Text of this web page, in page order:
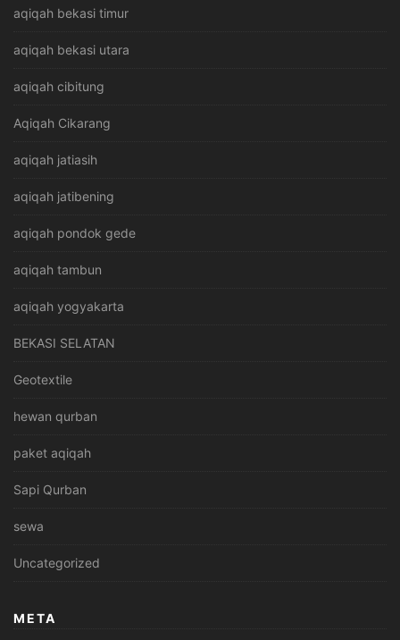
aqiqah bekasi timur
aqiqah bekasi utara
aqiqah cibitung
Aqiqah Cikarang
aqiqah jatiasih
aqiqah jatibening
aqiqah pondok gede
aqiqah tambun
aqiqah yogyakarta
BEKASI SELATAN
Geotextile
hewan qurban
paket aqiqah
Sapi Qurban
sewa
Uncategorized
META